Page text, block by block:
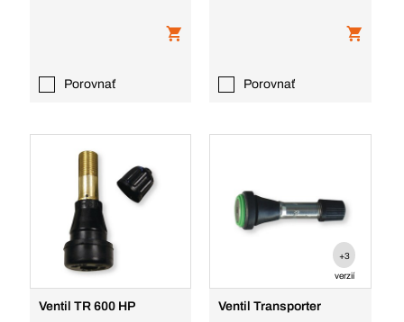
Porovnať Porovnať
Ventil TR 600 HP
+3
verzií
Ventil Transporter